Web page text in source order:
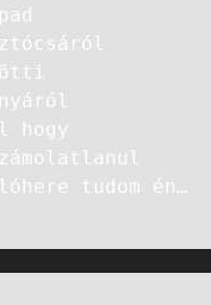
hogy
tudom én…